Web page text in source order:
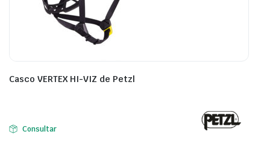
Casco VERTEX HI-VIZ de Petzl
Consultar